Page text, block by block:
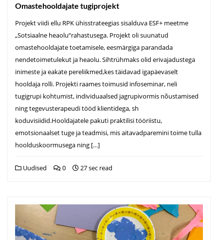
Omastehooldajate tugiprojekt
Projekt viidi ellu RPK ühisstrateegias sisalduva ESF+ meetme
„Sotsiaalne heaolu“rahastusega. Projekt oli suunatud
omastehooldajate toetamisele, eesmärgiga parandada
nendetoimetulekut ja heaolu. Sihtrühmaks olid erivajadustega
inimeste ja eakate pereliikmed,kes täidavad igapäevaselt
hooldaja rolli. Projekti raames toimusid infoseminar, neli
tugigrupi kohtumist, individuaalsed jagrupivormis nõustamised
ning tegevusterapeudi tööd klientidega, sh
koduvisiidid.Hooldajatele pakuti praktilisi tööriistu,
emotsionaalset tuge ja teadmisi, mis aitavadparemini toime tulla
hoolduskoormusega ning […]
Uudised 0 27 sec read